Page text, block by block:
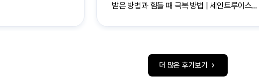
받은 방법과 힘들 때 극복 방법 | 세인트루이스
더 많은 후기보기